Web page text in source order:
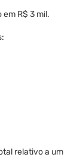
R$ 3 mil.
relativo a um